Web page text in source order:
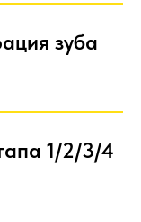
зуба
1/2/3/4